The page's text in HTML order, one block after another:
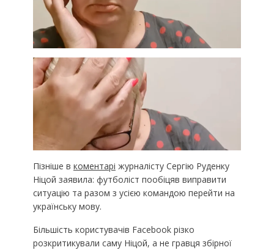
Пізніше в коментарі журналісту Сергію Руденку
Ніцой заявила: футболіст пообіцяв виправити
ситуацію та разом з усією командою перейти на
українську мову.
Більшість користувачів Facebook різко
розкритикували саму Ніцой, а не гравця збірної